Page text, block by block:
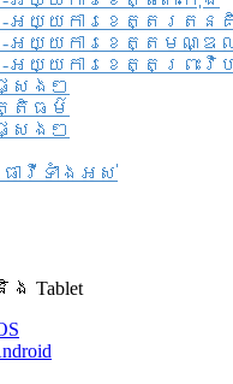
-អយ្យការខេត្តរតន
-អយ្យការខេត្តមណ្
អយ្យការខេត្តព្រះវិហ
សេងៗ
តិធម៌
សេងៗ
ាវីទាំងអស់​
Tablet